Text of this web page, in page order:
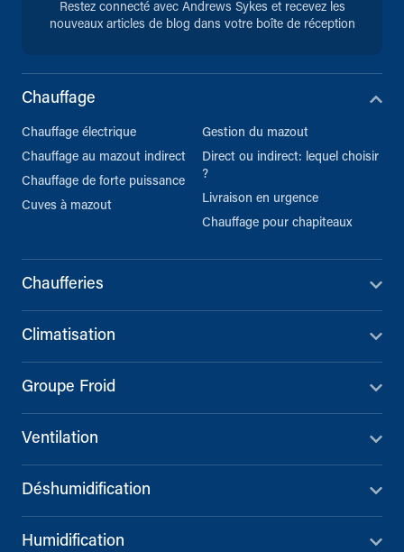
Restez connecté avec Andrews Sykes et recevez les
nouveaux articles de blog dans votre boîte de réception
Chauffage
Chauffage électrique
Chauffage au mazout indirect
Chauffage de forte puissance
Cuves à mazout
Gestion du mazout
Direct ou indirect: lequel choisir
?
Livraison en urgence
Chauffage pour chapiteaux
Chaufferies
Climatisation
Groupe Froid
Ventilation
Déshumidification
Humidification